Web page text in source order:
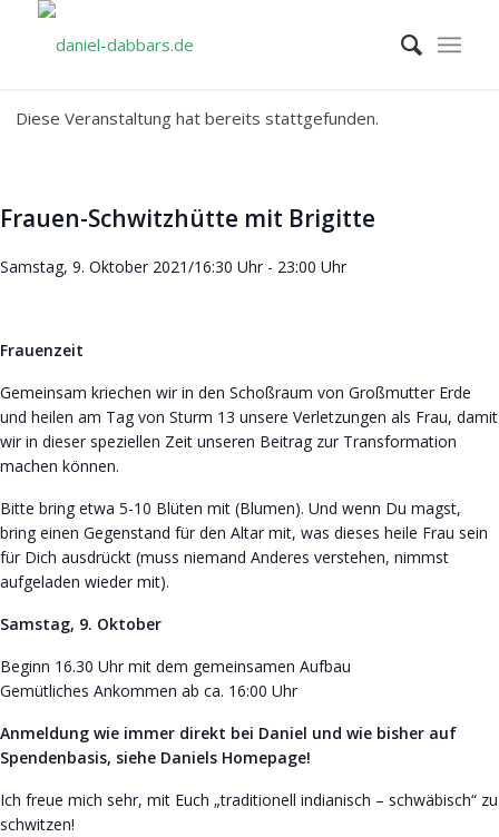
Diese Veranstaltung hat bereits stattgefunden.
Frauen-Schwitzhütte mit Brigitte
Samstag, 9. Oktober 2021/16:30 Uhr - 23:00 Uhr
Frauenzeit
Gemeinsam kriechen wir in den Schoßraum von Großmutter Erde
und heilen am Tag von Sturm 13 unsere Verletzungen als Frau, damit
wir in dieser speziellen Zeit unseren Beitrag zur Transformation
machen können.
Bitte bring etwa 5-10 Blüten mit (Blumen). Und wenn Du magst,
bring einen Gegenstand für den Altar mit, was dieses heile Frau sein
für Dich ausdrückt (muss niemand Anderes verstehen, nimmst
aufgeladen wieder mit).
Samstag, 9. Oktober
Beginn 16.30 Uhr mit dem gemeinsamen Aufbau
Gemütliches Ankommen ab ca. 16:00 Uhr
Anmeldung wie immer direkt bei Daniel und wie bisher auf
Spendenbasis, siehe Daniels Homepage!
Ich freue mich sehr, mit Euch „traditionell indianisch – schwäbisch“ zu
schwitzen!